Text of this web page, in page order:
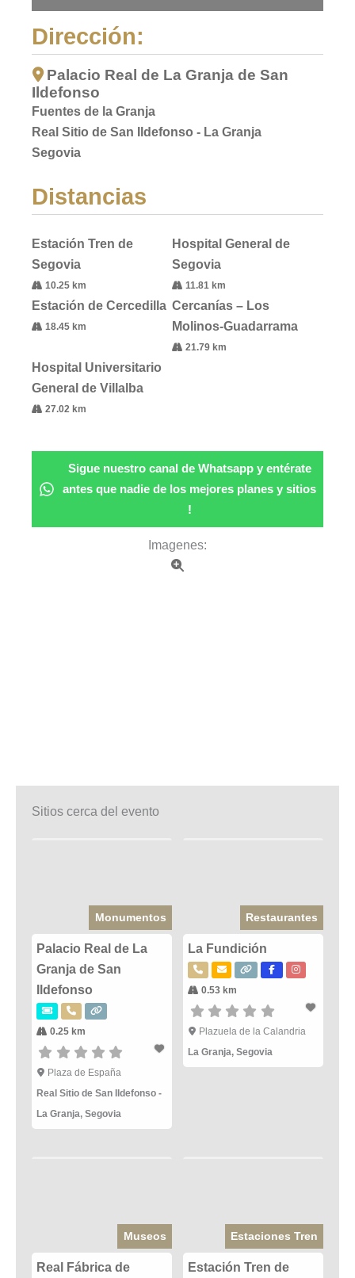
Dirección:
Palacio Real de La Granja de San
Ildefonso
Fuentes de la Granja
Real Sitio de San Ildefonso - La Granja
Segovia
Distancias
Estación Tren de
Segovia
10.25 km
Hospital General de
Segovia
11.81 km
Estación de Cercedilla
18.45 km
Cercanías – Los
Molinos-Guadarrama
21.79 km
Hospital Universitario
General de Villalba
27.02 km
Sigue nuestro canal de Whatsapp y entérate
antes que nadie de los mejores planes y sitios
!
Imagenes:
Sitios cerca del evento
Monumentos
Palacio Real de La
Granja de San
Ildefonso
0.25 km
Plaza de España
Real Sitio de San Ildefonso -
La Granja, Segovia
Restaurantes
La Fundición
0.53 km
Plazuela de la Calandria
La Granja,Segovia
Museos
Real Fábrica de
Estaciones Tren
Estación Tren de